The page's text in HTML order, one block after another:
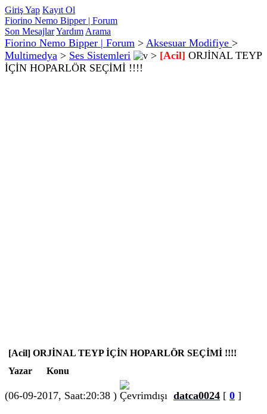
Giriş Yap Kayıt Ol
Fiorino Nemo Bipper | Forum
Son MesajlarYardım Arama
Fiorino Nemo Bipper | Forum > Aksesuar Modifiye >
Multimedya > Ses Sistemleri > [Acil] ORJİNAL TEYP
İÇİN HOPARLÖR SEÇİMİ !!!!
[Acil] ORJİNAL TEYP İÇİN HOPARLÖR SEÇİMİ !!!!
Yazar
Konu
(06-09-2017, Saat:20:38 ) datca0024 [ 0 ]